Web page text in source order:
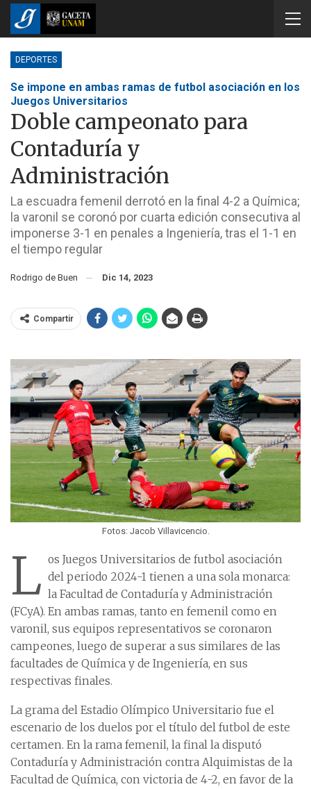
DEPORTES
Se impone en ambas ramas de futbol asociación en los
Juegos Universitarios
Doble campeonato para
Contaduría y
Administración
La escuadra femenil derrotó en la final 4-2 a Química;
la varonil se coronó por cuarta edición consecutiva al
imponerse 3-1 en penales a Ingeniería, tras el 1-1 en
el tiempo regular
Rodrigo de Buen Dic 14, 2023
Compartir
Fotos: Jacob Villavicencio.
L os Juegos Universitarios de futbol asociación
del periodo 2024-1 tienen a una sola monarca:
la Facultad de Contaduría y Administración
(FCyA). En ambas ramas, tanto en femenil como en
varonil, sus equipos representativos se coronaron
campeones, luego de superar a sus similares de las
facultades de Química y de Ingeniería, en sus
respectivas finales.
La grama del Estadio Olímpico Universitario fue el
escenario de los duelos por el título del futbol de este
certamen. En la rama femenil, la final la disputó
Contaduría y Administración contra Alquimistas de la
Facultad de Química, con victoria de 4-2, en favor de la